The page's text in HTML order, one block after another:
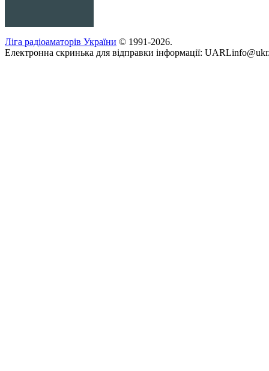
Ліга радіоаматорів України © 1991-2026.
Електронна скринька для відправки інформації: